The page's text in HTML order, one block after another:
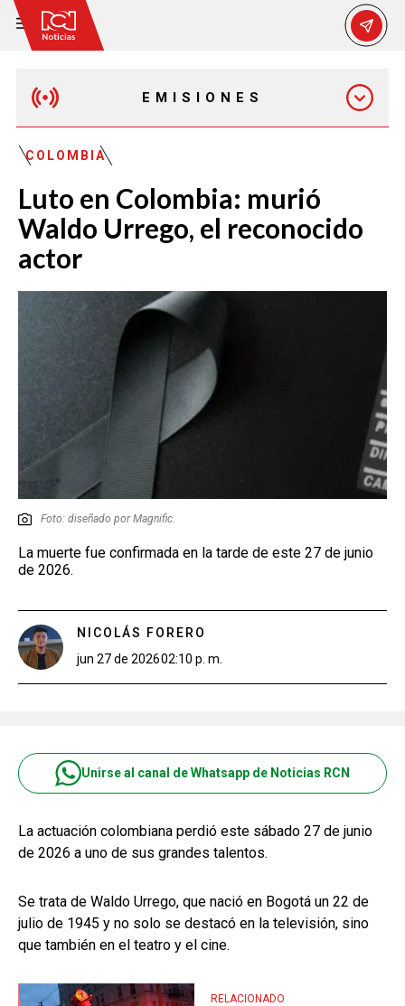
EMISIONES
EMISIÓN 12:30 PM
EMISIÓN 11:30 PM
COLOMBIA
Luto en Colombia: murió
Waldo Urrego, el reconocido
actor
Foto: diseñado por Magnific.
La muerte fue confirmada en la tarde de este 27 de junio
de 2026.
NICOLÁS FORERO
jun 27 de 202602:10 p. m.
Unirse al canal de Whatsapp de Noticias RCN
La actuación colombiana perdió este sábado 27 de junio
de 2026 a uno de sus grandes talentos.
Se trata de Waldo Urrego, que nació en Bogotá un 22 de
julio de 1945 y no solo se destacó en la televisión, sino
que también en el teatro y el cine.
RELACIONADO